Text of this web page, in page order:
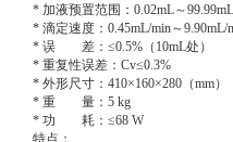
* 加液预置范围：0.02mL～99.99mL
* 滴定速度：0.45mL/min～9.90mL/
* 误 差：≤0.5%（10mL处）
* 重复性误差：Cv≤0.3%
* 外形尺寸：410×160×280（mm）
* 重 量：5 kg
* 功 耗：≤68 W
特点：